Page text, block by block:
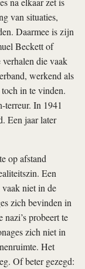
van situaties,
Daarmee is zijn
Beckett of
die vaak
werkend als
in te vinden.
terreur. In 1941
Een jaar later
op afstand
Een
vaak niet in de
zich bevinden in
probeert te
zich niet in
Het
Of beter gezegd: